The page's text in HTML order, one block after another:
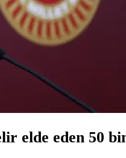
elde eden 50